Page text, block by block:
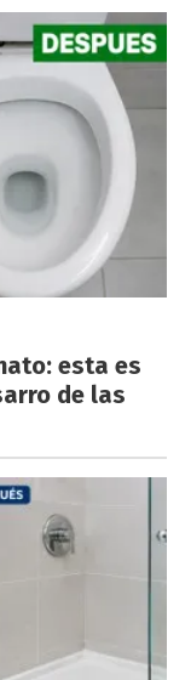
esta es
de las